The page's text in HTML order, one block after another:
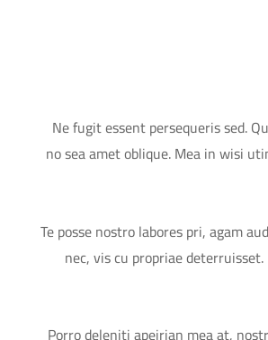
Ne fugit essent persequeris sed.
no sea amet oblique. Mea in wisi
Te posse nostro labores pri, agam
nec, vis cu propriae